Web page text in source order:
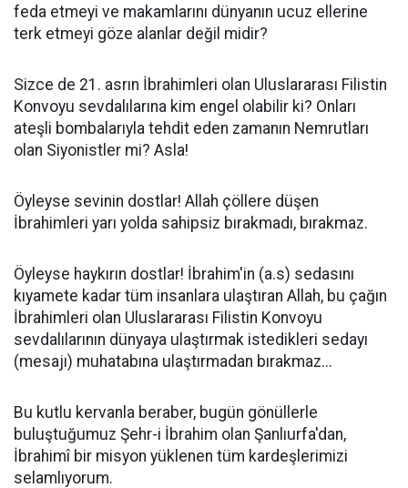
feda etmeyi ve makamlarını dünyanın ucuz ellerine
terk etmeyi göze alanlar değil midir?
Sizce de 21. asrın İbrahimleri olan Uluslararası Filistin
Konvoyu sevdalılarına kim engel olabilir ki? Onları
ateşli bombalarıyla tehdit eden zamanın Nemrutları
olan Siyonistler mi? Asla!
Öyleyse sevinin dostlar! Allah çöllere düşen
İbrahimleri yarı yolda sahipsiz bırakmadı, bırakmaz.
Öyleyse haykırın dostlar! İbrahim'in (a.s) sedasını
kıyamete kadar tüm insanlara ulaştıran Allah, bu çağın
İbrahimleri olan Uluslararası Filistin Konvoyu
sevdalılarının dünyaya ulaştırmak istedikleri sedayı
(mesajı) muhatabına ulaştırmadan bırakmaz...
Bu kutlu kervanla beraber, bugün gönüllerle
buluştuğumuz Şehr-i İbrahim olan Şanlıurfa'dan,
İbrahimî bir misyon yüklenen tüm kardeşlerimizi
selamlıyorum.